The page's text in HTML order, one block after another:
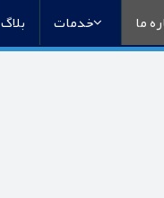
ما خدمات بلاگ